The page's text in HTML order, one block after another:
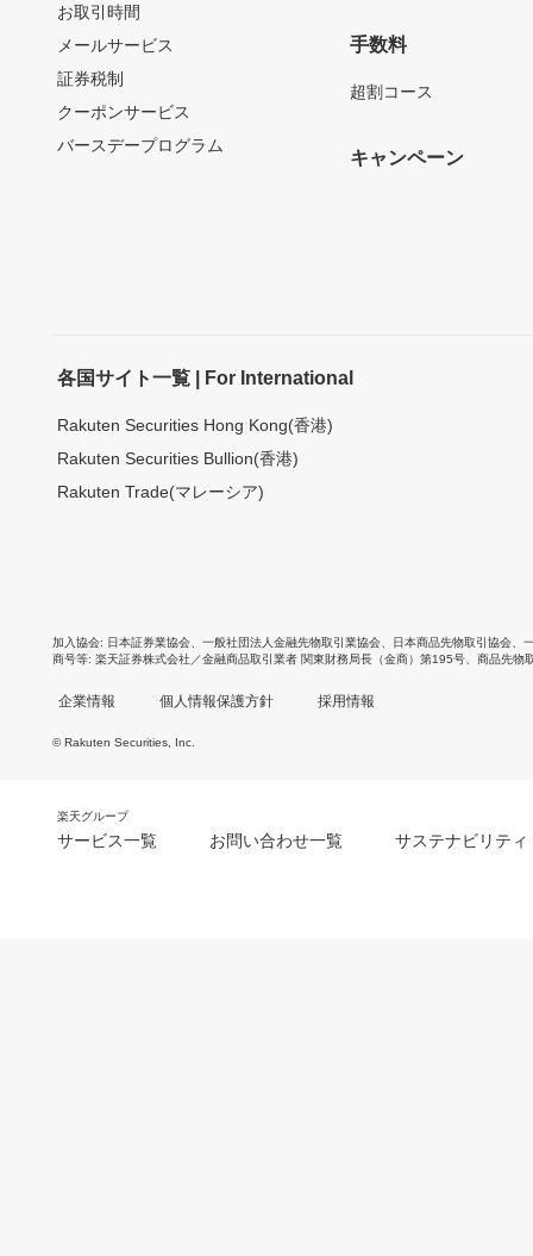
お取引時間
メールサービス
証券税制
クーポンサービス
バースデープログラム
手数料
超割コース
キャンペーン
各国サイト一覧 | For International
Rakuten Securities Hong Kong(香港)
Rakuten Securities Bullion(香港)
Rakuten Trade(マレーシア)
加入協会 日本証券業協会 一般社団法人金融先物取引業協会 日本商品先物取引協会
商号等 楽天証券株式会社／金融商品取引業者 関東財務局長（金商）第195号、商品先物
企業情報 個人情報保護方針 採用情報
© Rakuten Securities, Inc.
楽天グループ
サービス一覧 お問い合わせ一覧 サステナビリティ